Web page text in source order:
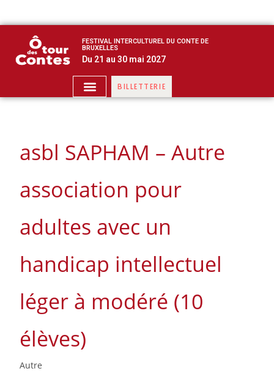
FESTIVAL INTERCULTUREL DU CONTE DE
BRUXELLES
Du 21 au 30 mai 2027
BILLETTERIE
asbl SAPHAM – Autre
association pour
adultes avec un
handicap intellectuel
léger à modéré (10
élèves)
Autre